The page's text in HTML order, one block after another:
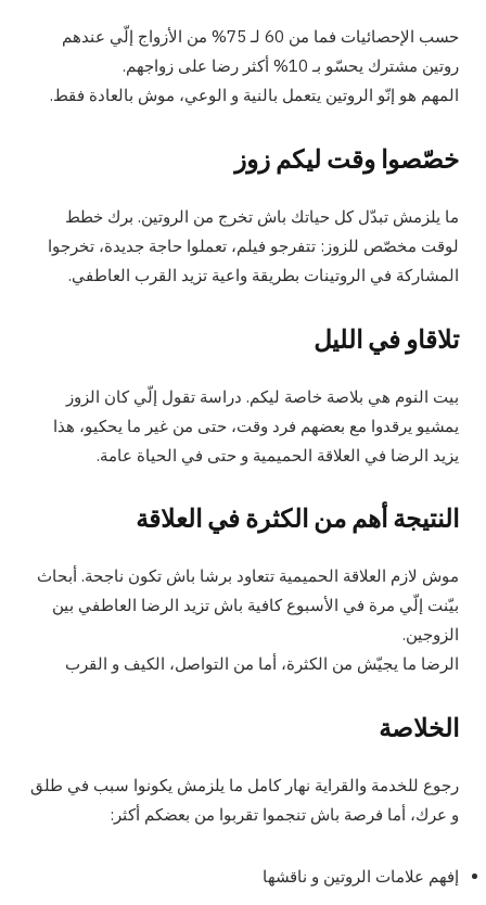
حسب الإحصائيات فما من 60 لـ 75% من الأزواج إلّي عندهم
روتين مشترك يحسّو بـ 10% أكثر رضا على زواجهم.
المهم هو إنّو الروتين يتعمل بالنية و الوعي، موش بالعادة فقط.
خصّصوا وقت ليكم زوز
ما يلزمش تبدّل كل حياتك باش تخرج من الروتين. برك خطط
لوقت مخصّص للزوز: تتفرجو فيلم، تعملوا حاجة جديدة، تخرجوا
المشاركة في الروتينات بطريقة واعية تزيد القرب العاطفي.
تلاقاو في الليل
بيت النوم هي بلاصة خاصة ليكم. دراسة تقول إلّي كان الزوز
يمشيو يرقدوا مع بعضهم فرد وقت، حتى من غير ما يحكيو، هذا
يزيد الرضا في العلاقة الحميمية و حتى في الحياة عامة.
النتيجة أهم من الكثرة في العلاقة
موش لازم العلاقة الحميمية تتعاود برشا باش تكون ناجحة. أبحاث
بيّنت إلّي مرة في الأسبوع كافية باش تزيد الرضا العاطفي بين
الزوجين.
الرضا ما يجيّش من الكثرة، أما من التواصل، الكيف و القرب
الخلاصة
رجوع للخدمة والقراية نهار كامل ما يلزمش يكونوا سبب في طلق
و عرك، أما فرصة باش تنجموا تقربوا من بعضكم أكثر:
إفهم علامات الروتين و ناقشها